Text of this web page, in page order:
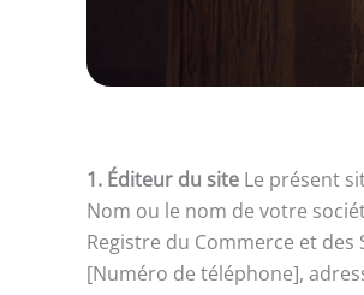
1. Éditeur du site Le présent
Nom ou le nom de votre
Registre du Commerce et
[Numéro de téléphone],